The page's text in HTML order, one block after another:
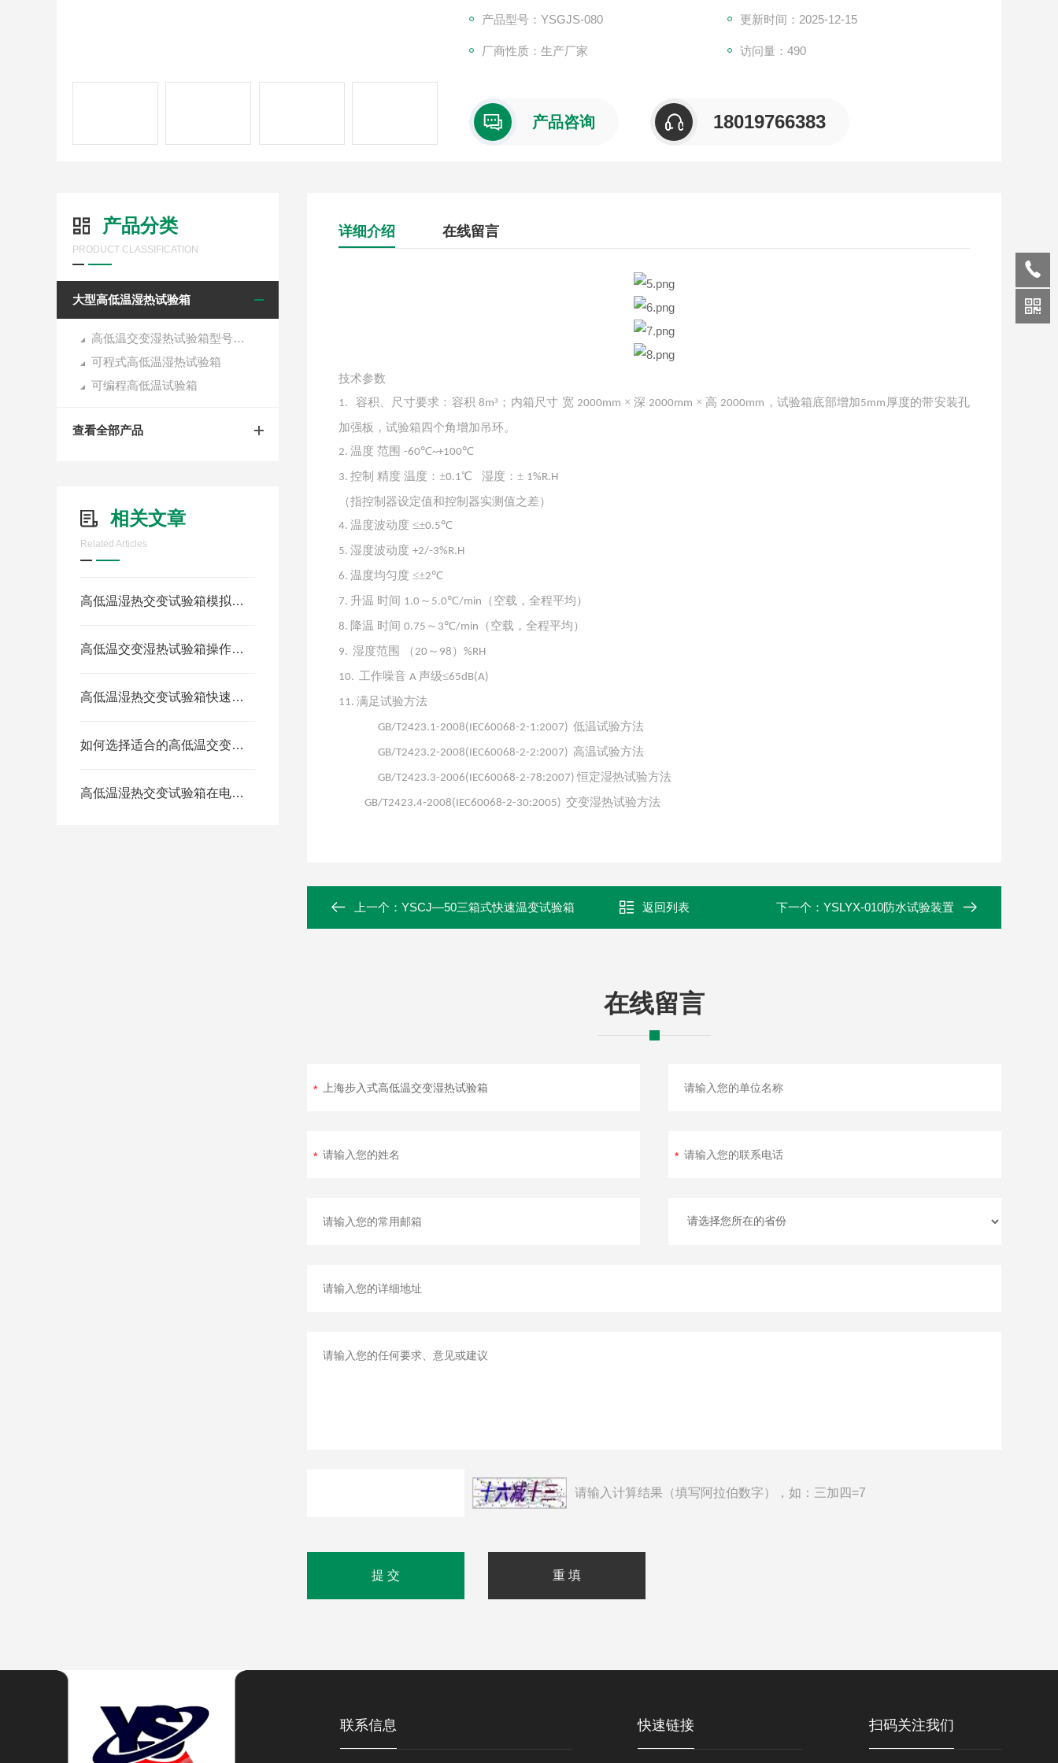
产品型号：YSGJS-080 更新时间：2025-12-15
厂商性质：生产厂家 访问量：490
产品咨询 18019766383
产品分类
PRODUCT CLASSIFICATION
大型高低温湿热试验箱
高低温交变湿热试验箱型号选择
可程式高低温湿热试验箱
可编程高低温试验箱
查看全部产品
相关文章
Related Articles
高低温湿热交变试验箱模拟恶劣气候的“时光机器”
高低温交变湿热试验箱操作规程：精准控制与安全防护全解析
高低温湿热交变试验箱快速降温技术解析与优化策略
如何选择适合的高低温交变湿热试验箱？
高低温湿热交变试验箱在电子、汽车、航空等领域中的应用
详细介绍 在线留言
技术参数
1. 容积、尺寸要求：容积 8m³；内箱尺寸 宽 2000mm × 深 2000mm × 高 2000mm ，试验箱底部增加5mm 厚度的带安装孔
加强板，试验箱四个角增加吊环。
2. 温度 范围 -60℃~+100℃
3. 控制 精度 温度： ±0.1℃ 湿度：± 1%R.H
（指控制器设定值和控制器实测值之差）
4. 温度波动度 ≤±0.5℃
5. 湿度波动度 +2/-3%R.H
6. 温度均匀度 ≤±2℃
7. 升温 时间 1.0 ～ 5.0℃/min （空载，全程平均）
8. 降温 时间 0.75 ～ 3℃/min （空载，全程平均）
9. 湿度范围 （20 ～ 98 ） %RH
10. 工作噪音 A 声级≤65dB(A)
11. 满足试验方法
GB/T2423.1-2008(IEC60068-2-1:2007) 低温试验方法
GB/T2423.2-2008(IEC60068-2-2:2007) 高温试验方法
GB/T2423.3-2006(IEC60068-2-78:2007) 恒定湿热试验方法
GB/T2423.4-2008(IEC60068-2-30:2005) 交变湿热试验方法
上一个： YSCJ—50三箱式快速温变试验箱 返回列表 下一个： YSLYX-010防水试验装置
在线留言
请输入计算结果（填写阿拉伯数字），如：三加四=7
联系信息 快速链接 扫码关注我们